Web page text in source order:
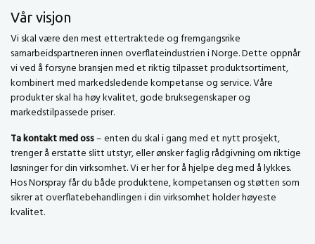
Vår visjon
Vi skal være den mest ettertraktede og fremgangsrike
samarbeidspartneren innen overflateindustrien i Norge. Dette oppnår
vi ved å forsyne bransjen med et riktig tilpasset produktsortiment,
kombinert med markedsledende kompetanse og service. Våre
produkter skal ha høy kvalitet, gode bruksegenskaper og
markedstilpassede priser.
Ta kontakt med oss– enten du skal i gang med et nytt prosjekt,
trenger å erstatte slitt utstyr, eller ønsker faglig rådgivning om riktige
løsninger for din virksomhet. Vi er her for å hjelpe deg med å lykkes.
Hos Norspray får du både produktene, kompetansen og støtten som
sikrer at overflatebehandlingen i din virksomhet holder høyeste
kvalitet.